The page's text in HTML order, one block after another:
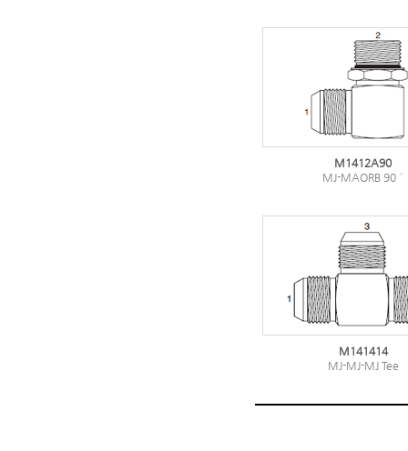
M1412A90
MJ-MAORB 90 °
M141414
MJ-MJ-MJ Tee